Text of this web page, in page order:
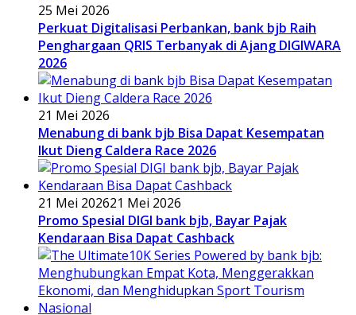
25 Mei 2026
Perkuat Digitalisasi Perbankan, bank bjb Raih
Penghargaan QRIS Terbanyak di Ajang DIGIWARA
2026
21 Mei 2026
Menabung di bank bjb Bisa Dapat Kesempatan
Ikut Dieng Caldera Race 2026
21 Mei 202621 Mei 2026
Promo Spesial DIGI bank bjb, Bayar Pajak
Kendaraan Bisa Dapat Cashback